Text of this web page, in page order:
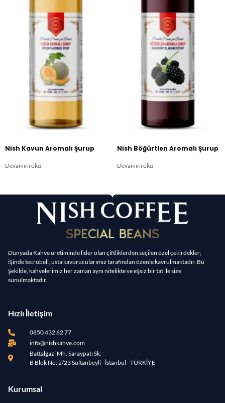
Nish Kavun Aromalı Şurup
Devamını oku
Nish Böğürtlen Aromalı Şurup
Devamını oku
Dünyada Kahve üretiminde lider olan çiftliklerden seçilen özel çekirdekler;
işinde tecrübeli, usta kavurucularımız tarafından özenle kavrulmaktadır. Bu
şekilde, kahvelerimiz her zaman aynı nitelikte ve eşsiz bir tat ile size
sunulmaktadır.
Hızlı İletişim
0850 432 62 77
info@nishkahve.com
Battalgazi Mh. Saraypatı Sk.
B Blok No: 2/23 Sultanbeyli - İstanbul - TÜRKİYE
Kurumsal